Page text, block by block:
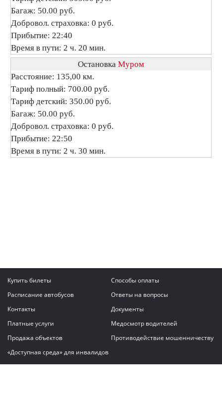
Багаж: 50.00 руб.
Добровол. страховка: 0 руб.
Прибытие: 22:40
Время в пути: 2 ч. 20 мин.
Остановка Муром
Расстояние: 135,00 км.
Тариф полный: 700.00 руб.
Тариф детский: 350.00 руб.
Багаж: 50.00 руб.
Добровол. страховка: 0 руб.
Прибытие: 22:50
Время в пути: 2 ч. 30 мин.
Купить билеты
Способы оплаты
Расписание автобусов
Ответы на вопросы
Контакты
Документы
Платные услуги
Медосмотр водителей
Продажа объектов
Противодействие мошенничеству
«Доступная среда» для инвалидов